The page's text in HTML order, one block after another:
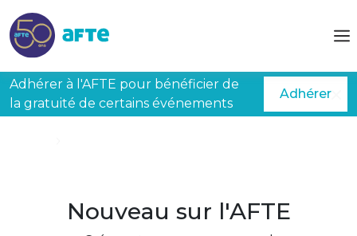
Adhérer à l'AFTE pour bénéficier de
la gratuité de certains événements
Adhérer
Nouveau sur l'AFTE